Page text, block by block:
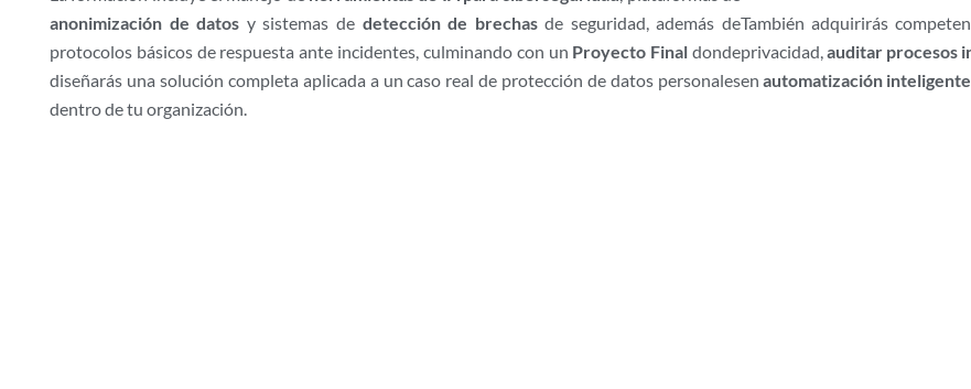
anonimización de datos y sistemas de detección de brechasde seguridad, además de
protocolos básicos de respuesta ante incidentes, culminando con un Proyecto Final donde
diseñarás una solución completa aplicada a un caso real de protección de datos personales
dentro de tu organización.
También adquirirás
privacidad,auditar procesos
en automatización inteligente